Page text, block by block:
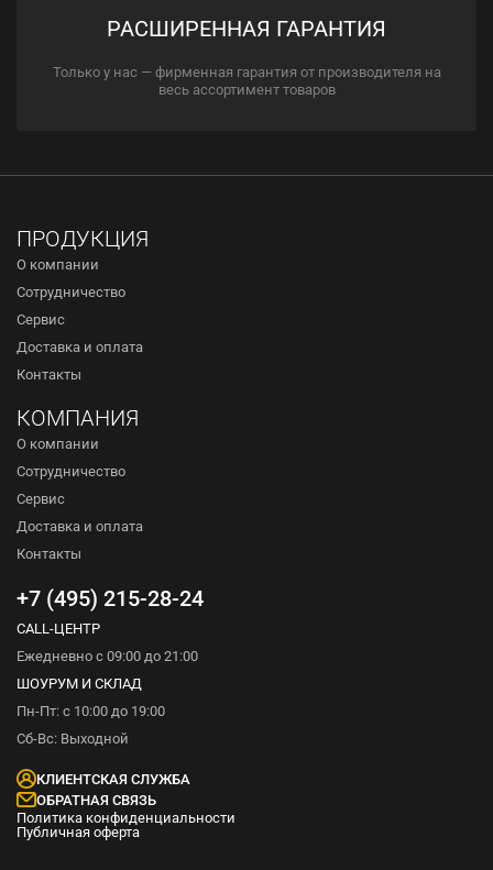
РАСШИРЕННАЯ ГАРАНТИЯ
Только у нас — фирменная гарантия от производителя на
весь ассортимент товаров
ПРОДУКЦИЯ
О компании
Сотрудничество
Сервис
Доставка и оплата
Контакты
КОМПАНИЯ
О компании
Сотрудничество
Сервис
Доставка и оплата
Контакты
+7 (495) 215-28-24
CALL-ЦЕНТР
Ежедневно с 09:00 до 21:00
ШОУРУМ И СКЛАД
Пн-Пт: с 10:00 до 19:00
Сб-Вс: Выходной
КЛИЕНТСКАЯ СЛУЖБА
ОБРАТНАЯ СВЯЗЬ
Политика конфиденциальности
Публичная оферта